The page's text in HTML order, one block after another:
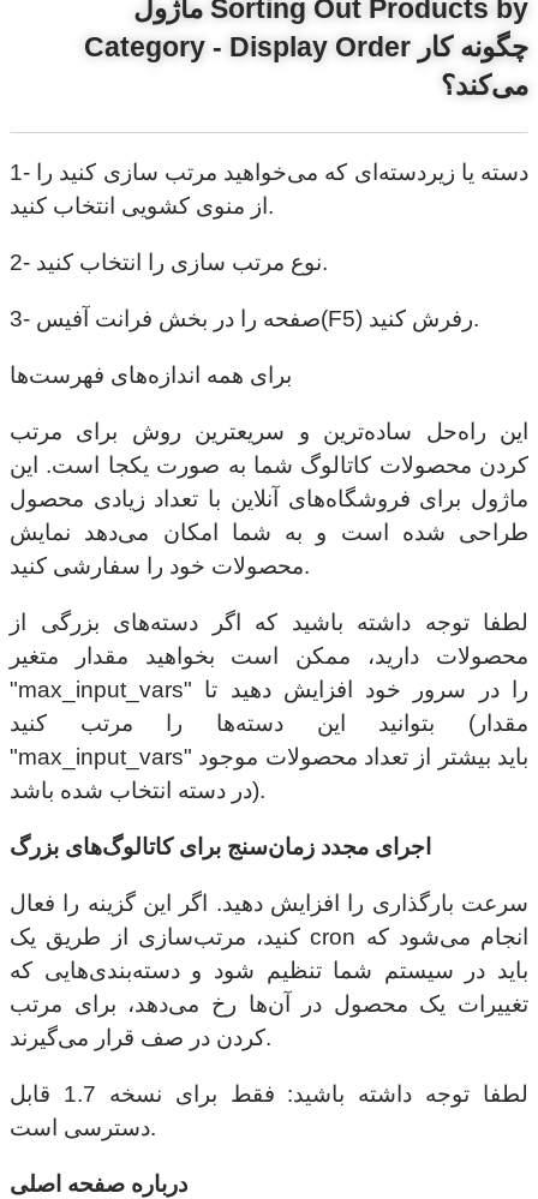
ماژول Sorting Out Products by
Category - Display Order چگونه کار
می‌کند؟
1- دسته یا زیردسته‌ای که می‌خواهید مرتب سازی کنید را
از منوی کشویی انتخاب کنید.
2- نوع مرتب سازی را انتخاب کنید.
3- صفحه را در بخش فرانت آفیس(F5) رفرش کنید.
برای همه اندازه‌های فهرست‌ها
این راه‌حل ساده‌ترین و سریعترین روش برای مرتب
کردن محصولات کاتالوگ شما به صورت یکجا است. این
ماژول برای فروشگاه‌های آنلاین با تعداد زیادی محصول
طراحی شده است و به شما امکان می‌دهد نمایش
محصولات خود را سفارشی کنید.
لطفا توجه داشته باشید که اگر دسته‌های بزرگی از
محصولات دارید، ممکن است بخواهید مقدار متغیر
"max_input_vars" را در سرور خود افزایش دهید تا
بتوانید این دسته‌ها را مرتب کنید (مقدار
"max_input_vars" باید بیشتر از تعداد محصولات موجود
در دسته انتخاب شده باشد).
اجرای مجدد زمان‌سنج برای کاتالوگ‌های بزرگ
سرعت بارگذاری را افزایش دهید. اگر این گزینه را فعال
کنید، مرتب‌سازی از طریق یک cron انجام می‌شود که
باید در سیستم شما تنظیم شود و دسته‌بندی‌هایی که
تغییرات یک محصول در آن‌ها رخ می‌دهد، برای مرتب
کردن در صف قرار می‌گیرند.
لطفا توجه داشته باشید: فقط برای نسخه 1.7 قابل
دسترسی است.
درباره صفحه اصلی